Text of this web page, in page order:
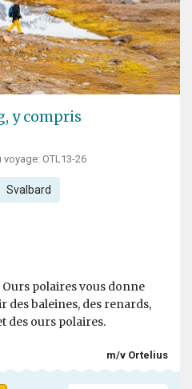
y compris
voyage: OTL13-26
Svalbard
polaires vous donne
des baleines, des renards,
des ours polaires.
m/v Ortelius